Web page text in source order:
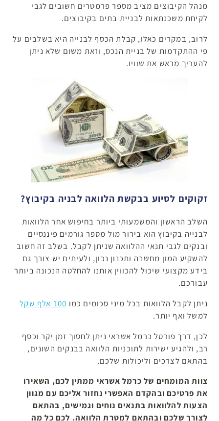
מנהל הקיבוצים מציב מספר פרמטרים חשובים לגבי
לקיחת משכנתאות לבניית בתים בקיבוצים.
לרוב, במקרים כאלו, קבלת הכסף לבנייה היא בשלבים על
פי ההתקדמות של בניית הנכס, וזאת משום שלא ניתן
להעריך מראש את שוויו.
זקוקים לסיוע בבקשת הלוואה לבניה בקיבוץ?
השלב הראשון והמשמעותי ביותר בחיפוש אחר הלוואות
לבנייה בקיבוץ הוא בירור מול מספר גורמים פיננסיים
ובנקים לגבי תנאי ההלוואה שניתן לקבל. בשלב זה חשוב
להשקיע המון מחשבה ותכנון נכון, ולעיתים יש צורך גם
בידע מקצועי שיכול להכווין אותנו להחלטה הנכונה ביותר
עבורכם.
ניתן לקבל הלוואות בכל מיני סכומים כמו 100 אלף שקל
למשל ואף יותר.
לכן, דרך פורטל כרמל אשראי ניתן לחסוך זמן יקר וכסף
רב, ולהגיע ישירות לתוכניות הלוואה בבנקים השונים,
בהתאם לצרכים וליכולות שלכם.
צוות המומחים של כרמל אשראי ממתין לכם, השאירו
את פרטיכם ובהקדם האפשרי נחזור אליכם עם מגוון
הצעות להלוואות בתנאים נוחים וגמישים, בהתאם
לצורך שלכם ובהתאם למטרת הלוואה. לכם כל מה